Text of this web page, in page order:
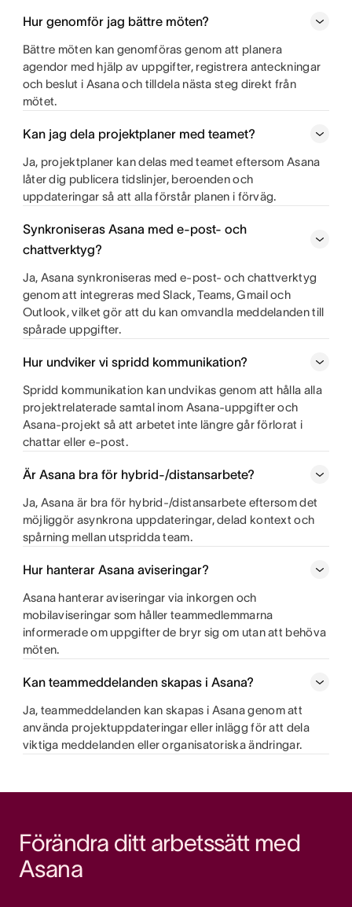
Hur genomför jag bättre möten?
Bättre möten kan genomföras genom att planera
agendor med hjälp av uppgifter, registrera anteckningar
och beslut i Asana och tilldela nästa steg direkt från
mötet.
Kan jag dela projektplaner med teamet?
Ja, projektplaner kan delas med teamet eftersom Asana
låter dig publicera tidslinjer, beroenden och
uppdateringar så att alla förstår planen i förväg.
Synkroniseras Asana med e-post- och
chattverktyg?
Ja, Asana synkroniseras med e-post- och chattverktyg
genom att integreras med Slack, Teams, Gmail och
Outlook, vilket gör att du kan omvandla meddelanden till
spårade uppgifter.
Hur undviker vi spridd kommunikation?
Spridd kommunikation kan undvikas genom att hålla alla
projektrelaterade samtal inom Asana-uppgifter och
Asana-projekt så att arbetet inte längre går förlorat i
chattar eller e-post.
Är Asana bra för hybrid-/distansarbete?
Ja, Asana är bra för hybrid-/distansarbete eftersom det
möjliggör asynkrona uppdateringar, delad kontext och
spårning mellan utspridda team.
Hur hanterar Asana aviseringar?
Asana hanterar aviseringar via inkorgen och
mobilaviseringar som håller teammedlemmarna
informerade om uppgifter de bryr sig om utan att behöva
möten.
Kan teammeddelanden skapas i Asana?
Ja, teammeddelanden kan skapas i Asana genom att
använda projektuppdateringar eller inlägg för att dela
viktiga meddelanden eller organisatoriska ändringar.
Förändra ditt arbetssätt med
Asana